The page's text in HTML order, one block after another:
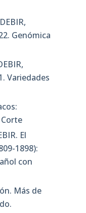
Genómica
Variedades
El
1898):
con
Más de